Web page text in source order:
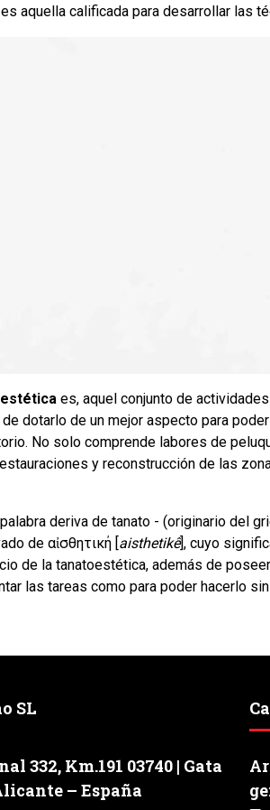
aquella calificada para desarrollar las
es, aquel conjunto de
de dotarlo de un mejor aspecto para
No solo comprende labores de
y reconstrucción de las
deriva de tanato - (originario del
de αἰσθητική [ aisthetikê], cuyo
de la tanatoestética, además de
las tareas como para poder hacerlo
SL
332, Km.191 03740 | Gata
– España